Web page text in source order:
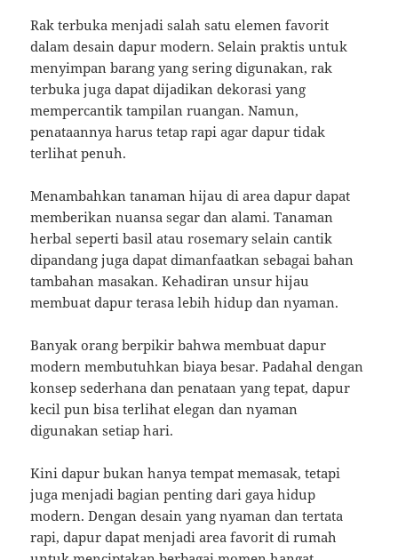
Rak terbuka menjadi salah satu elemen favorit
dalam desain dapur modern. Selain praktis untuk
menyimpan barang yang sering digunakan, rak
terbuka juga dapat dijadikan dekorasi yang
mempercantik tampilan ruangan. Namun,
penataannya harus tetap rapi agar dapur tidak
terlihat penuh.
Menambahkan tanaman hijau di area dapur dapat
memberikan nuansa segar dan alami. Tanaman
herbal seperti basil atau rosemary selain cantik
dipandang juga dapat dimanfaatkan sebagai bahan
tambahan masakan. Kehadiran unsur hijau
membuat dapur terasa lebih hidup dan nyaman.
Banyak orang berpikir bahwa membuat dapur
modern membutuhkan biaya besar. Padahal dengan
konsep sederhana dan penataan yang tepat, dapur
kecil pun bisa terlihat elegan dan nyaman
digunakan setiap hari.
Kini dapur bukan hanya tempat memasak, tetapi
juga menjadi bagian penting dari gaya hidup
modern. Dengan desain yang nyaman dan tertata
rapi, dapur dapat menjadi area favorit di rumah